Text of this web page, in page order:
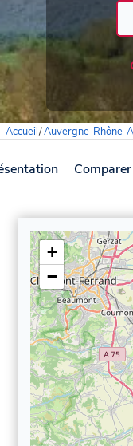
Accueil/Auvergne-Rhône-
Comparer
+
−